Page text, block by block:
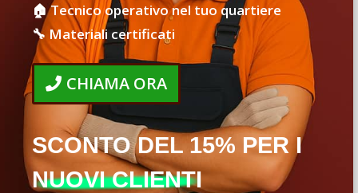
🏠 Tecnico operativo nel tuo quartiere
🔧 Materiali certificati
CHIAMA ORA
SCONTO DEL 15% PER I
NUOVI CLIENTI